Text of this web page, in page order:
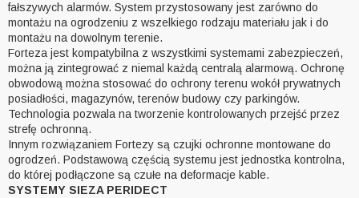
fałszywych alarmów. System przystosowany jest zarówno do
montażu na ogrodzeniu z wszelkiego rodzaju materiału jak i do
montażu na dowolnym terenie.
Forteza jest kompatybilna z wszystkimi systemami zabezpieczeń,
można ją zintegrować z niemal każdą centralą alarmową. Ochronę
obwodową można stosować do ochrony terenu wokół prywatnych
posiadłości, magazynów, terenów budowy czy parkingów.
Technologia pozwala na tworzenie kontrolowanych przejść przez
strefę ochronną.
Innym rozwiązaniem Fortezy są czujki ochronne montowane do
ogrodzeń. Podstawową częścią systemu jest jednostka kontrolna,
do której podłączone są czułe na deformacje kable.
SYSTEMY SIEZA PERIDECT